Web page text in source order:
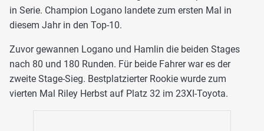
in Serie. Champion Logano landete zum ersten Mal in
diesem Jahr in den Top-10.
Zuvor gewannen Logano und Hamlin die beiden Stages
nach 80 und 180 Runden. Für beide Fahrer war es der
zweite Stage-Sieg. Bestplatzierter Rookie wurde zum
vierten Mal Riley Herbst auf Platz 32 im 23XI-Toyota.